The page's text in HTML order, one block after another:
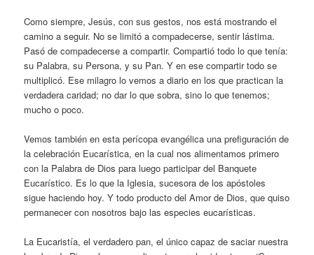
Como siempre, Jesús, con sus gestos, nos está mostrando el
camino a seguir. No se limitó a compadecerse, sentir lástima.
Pasó de compadecerse a compartir. Compartió todo lo que tenía:
su Palabra, su Persona, y su Pan. Y en ese compartir todo se
multiplicó. Ese milagro lo vemos a diario en los que practican la
verdadera caridad; no dar lo que sobra, sino lo que tenemos;
mucho o poco.
Vemos también en esta perícopa evangélica una prefiguración de
la celebración Eucarística, en la cual nos alimentamos primero
con la Palabra de Dios para luego participar del Banquete
Eucarístico. Es lo que la Iglesia, sucesora de los apóstoles
sigue haciendo hoy. Y todo producto del Amor de Dios, que quiso
permanecer con nosotros bajo las especies eucarísticas.
La Eucaristía, el verdadero pan, el único capaz de saciar nuestra